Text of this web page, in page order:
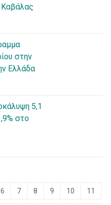
Καβάλας
στην
Ελλάδα
5,1
στο
6 7 8 9 10 11